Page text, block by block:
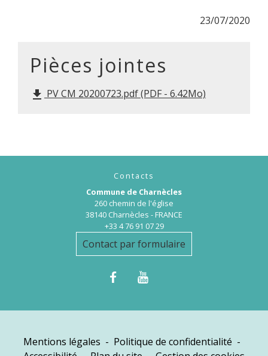
23/07/2020
Pièces jointes
file_download PV CM 20200723.pdf (PDF - 6.42Mo)
Contacts
Commune de Charnècles
260 chemin de l'église
38140 Charnècles - FRANCE
+33 4 76 91 07 29
Contact par formulaire
Mentions légales - Politique de confidentialité -